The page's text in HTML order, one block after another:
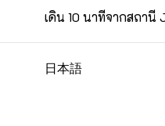
เดิน 10 นาทีจากสถานี
日本語